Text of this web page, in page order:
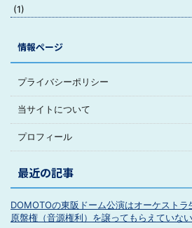
(1)
情報ページ
プライバシーポリシー
当サイトについて
プロフィール
最近の記事
DOMOTOの東阪ドーム公演はオーケスト
原盤権（音源権利）を譲ってもらえていない